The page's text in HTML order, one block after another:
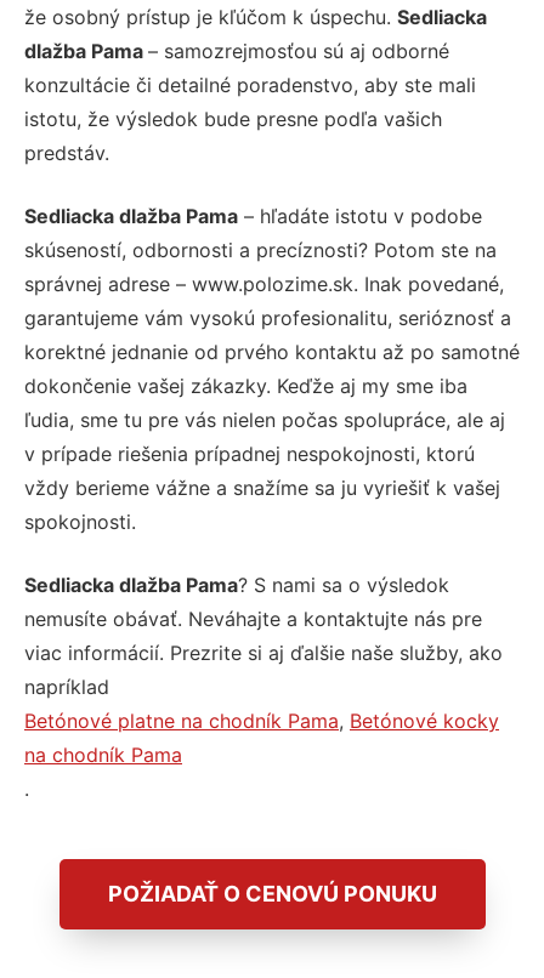
že osobný prístup je kľúčom k úspechu. Sedliacka
dlažba Pama – samozrejmosťou sú aj odborné
konzultácie či detailné poradenstvo, aby ste mali
istotu, že výsledok bude presne podľa vašich
predstáv.
Sedliacka dlažba Pama – hľadáte istotu v podobe
skúseností, odbornosti a precíznosti? Potom ste na
správnej adrese – www.polozime.sk. Inak povedané,
garantujeme vám vysokú profesionalitu, serióznosť a
korektné jednanie od prvého kontaktu až po samotné
dokončenie vašej zákazky. Keďže aj my sme iba
ľudia, sme tu pre vás nielen počas spolupráce, ale aj
v prípade riešenia prípadnej nespokojnosti, ktorú
vždy berieme vážne a snažíme sa ju vyriešiť k vašej
spokojnosti.
Sedliacka dlažba Pama? S nami sa o výsledok
nemusíte obávať. Neváhajte a kontaktujte nás pre
viac informácií. Prezrite si aj ďalšie naše služby, ako
napríklad
Betónové platne na chodník Pama, Betónové kocky
na chodník Pama
.
POŽIADAŤ O CENOVÚ PONUKU